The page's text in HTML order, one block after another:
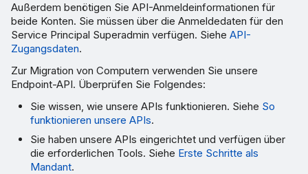
Außerdem benötigen Sie API-Anmeldeinformationen für
beide Konten. Sie müssen über die Anmeldedaten für den
Service Principal Superadmin verfügen. Siehe API-
Zugangsdaten.
Zur Migration von Computern verwenden Sie unsere
Endpoint-API. Überprüfen Sie Folgendes:
Sie wissen, wie unsere APIs funktionieren. Siehe So
funktionieren unsere APIs.
Sie haben unsere APIs eingerichtet und verfügen über
die erforderlichen Tools. Siehe Erste Schritte als
Mandant.